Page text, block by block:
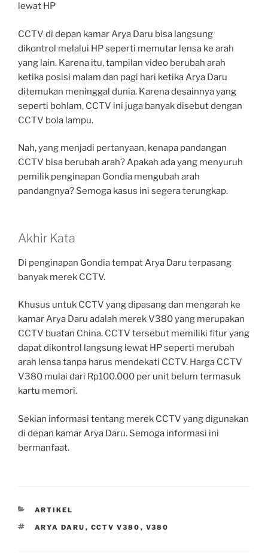
lewat HP
CCTV di depan kamar Arya Daru bisa langsung
dikontrol melalui HP seperti memutar lensa ke arah
yang lain. Karena itu, tampilan video berubah arah
ketika posisi malam dan pagi hari ketika Arya Daru
ditemukan meninggal dunia. Karena desainnya yang
seperti bohlam, CCTV ini juga banyak disebut dengan
CCTV bola lampu.
Nah, yang menjadi pertanyaan, kenapa pandangan
CCTV bisa berubah arah? Apakah ada yang menyuruh
pemilik penginapan Gondia mengubah arah
pandangnya? Semoga kasus ini segera terungkap.
Akhir Kata
Di penginapan Gondia tempat Arya Daru terpasang
banyak merek CCTV.
Khusus untuk CCTV yang dipasang dan mengarah ke
kamar Arya Daru adalah merek V380 yang merupakan
CCTV buatan China. CCTV tersebut memiliki fitur yang
dapat dikontrol langsung lewat HP seperti merubah
arah lensa tanpa harus mendekati CCTV. Harga CCTV
V380 mulai dari Rp100.000 per unit belum termasuk
kartu memori.
Sekian informasi tentang merek CCTV yang digunakan
di depan kamar Arya Daru. Semoga informasi ini
bermanfaat.
CATEGORIES
ARTIKEL
TAGS
ARYA DARU , CCTV V380 , V380